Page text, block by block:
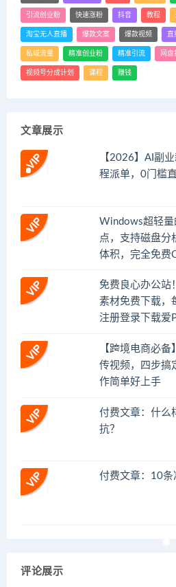
引流创业粉 快速涨粉 抖音 教程
淘宝无人直播 爆款文案 爆款视频 直
私域流量 精准创业粉 精准引流 网盘
视频号分成计划 课程 赚钱
文章展示
【2026】AI副
程派单，0门槛
Windows超轻量
点，支持磁盘分
体积，完全免费
免费良心办公站
素材免费下载，
注册登录下载爱
【跨境电商必
传视频，四步搞
作简单好上手
付费文章：什么
抗？
付费文章：10条
评论展示